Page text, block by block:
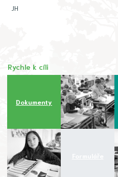
JH
Rychle k cíli
Dokumenty